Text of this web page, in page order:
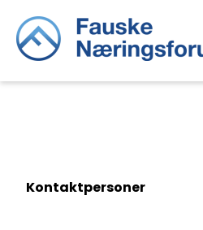
Kontaktpersoner